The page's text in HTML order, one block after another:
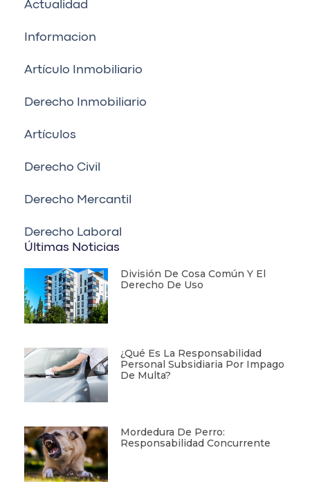
Actualidad
Informacion
Artículo Inmobiliario
Derecho Inmobiliario
Artículos
Derecho Civil
Derecho Mercantil
Derecho Laboral
Últimas Noticias
División De Cosa Común Y El
Derecho De Uso
¿Qué Es La Responsabilidad
Personal Subsidiaria Por Impago
De Multa?
Mordedura De Perro:
Responsabilidad Concurrente